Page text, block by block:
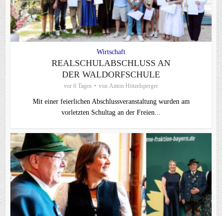
Wirtschaft
REALSCHULABSCHLUSS AN
DER WALDORFSCHULE
vor 6 Tagen von Anton Hötzelsperger
Mit einer feierlichen Abschlussveranstaltung wurden am
vorletzten Schultag an der Freien...